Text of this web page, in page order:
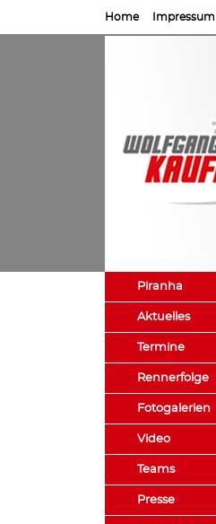
Home Impressum
Piranha
Aktuelles
Termine
Rennerfolge
Fotogalerien
Video
Teams
Presse